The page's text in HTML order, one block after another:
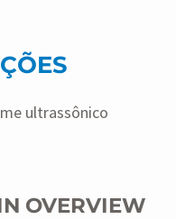
monitoram
pelo medidor de
qualquer sujeira nos
energia térmica
onde o espaço é
ultrassônico
OVERVIEW